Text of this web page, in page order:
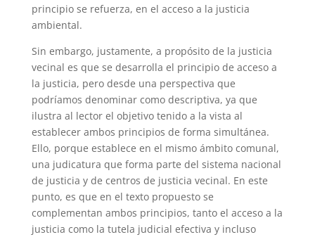
principio se refuerza, en el acceso a la justicia
ambiental.
Sin embargo, justamente, a propósito de la justicia
vecinal es que se desarrolla el principio de acceso a
la justicia, pero desde una perspectiva que
podríamos denominar como descriptiva, ya que
ilustra al lector el objetivo tenido a la vista al
establecer ambos principios de forma simultánea.
Ello, porque establece en el mismo ámbito comunal,
una judicatura que forma parte del sistema nacional
de justicia y de centros de justicia vecinal. En este
punto, es que en el texto propuesto se
complementan ambos principios, tanto el acceso a la
justicia como la tutela judicial efectiva y incluso